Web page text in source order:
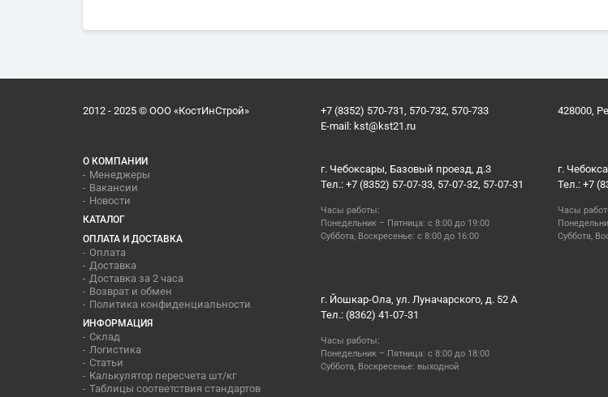
2012 - 2025 © ООО «КостИнСтрой»
+7 (8352) 570-731, 570-732, 570-733
E-mail: kst@kst21.ru
428000,
О КОМПАНИИ
Менеджеры
Вакансии
Новости
КАТАЛОГ
ОПЛАТА И ДОСТАВКА
Оплата
Доставка
Доставка за 2 часа
Возврат и обмен
Политика конфиденциальности
ИНФОРМАЦИЯ
Склад
Логистика
Статьи
Калькулятор пересчета шт/кг
Таблицы соответствия стандартов
г. Чебоксары, Базовый проезд, д.3
Тел.: +7 (8352) 57-07-33, 57-07-32, 57-07-31
Часы работы:
Понедельник – Пятница: с 8:00 до 19:00
Суббота, Воскресенье: с 8:00 до 16:00
г.
Тел.: +7
Часы
Суббота,
г. Йошкар-Ола, ул. Луначарского, д. 52 А
Тел.: (8362) 41-07-31
Часы работы:
Понедельник – Пятница: с 8:00 до 18:00
Суббота, Воскресенье: выходной